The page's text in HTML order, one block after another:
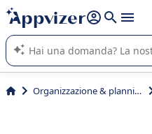
righe con
shift + enter
L'IA di Appvizer vi guida
software SaaS per la vostra
Organizzazione & planning